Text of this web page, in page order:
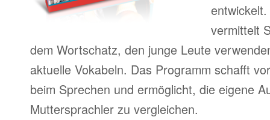
vermittelt
dem Wortschatz, den junge Leute
aktuelle Vokabeln. Das Programm schafft
beim Sprechen und ermöglicht, die eigene
Muttersprachler zu vergleichen.